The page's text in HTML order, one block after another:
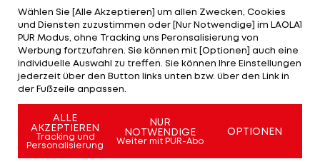
League-Finales gegen Atletico Madrid auf das
Feld rannte und jubelte, obwohl er in dieser Partie
wegen seiner dritten Gelben Karte gesperrt war.
Der europäische Verband lehnt nun einen
Einspruch der "Königlichen" gegen die Sperre des
32-jährigen Spaniers ab.
Mehr zum Thema
Wählen Sie [Alle Akzeptieren] um allen Zwecken, Cookies
und Diensten zuzustimmen oder [Nur Notwendige] im LAOLA1
PUR Modus, ohne Tracking uns Peronsalisierung von
Werbung fortzufahren. Sie können mit [Optionen] auch eine
individuelle Auswahl zu treffen. Sie können Ihre Einstellungen
jederzeit über den Button links unten bzw. über den Link in
der Fußzeile anpassen.
ALLE
AKZEPTIEREN
Tracking und
Personalisierung
NUR
NOTWENDIGE
Weiter mit PUR-Abo
OPTIONEN